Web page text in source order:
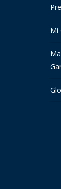
Mi